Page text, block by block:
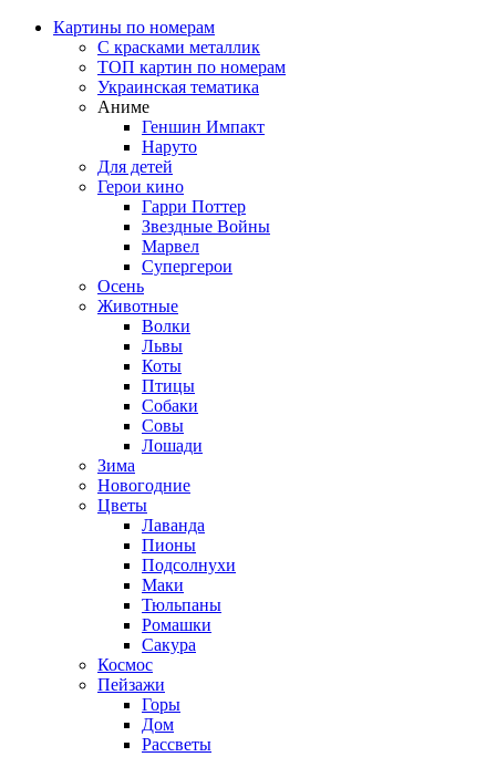
Картины по номерам
С красками металлик
ТОП картин по номерам
Украинская тематика
Аниме
Геншин Импакт
Наруто
Для детей
Герои кино
Гарри Поттер
Звездные Войны
Марвел
Супергерои
Осень
Животные
Волки
Львы
Коты
Птицы
Собаки
Совы
Лошади
Зима
Новогодние
Цветы
Лаванда
Пионы
Подсолнухи
Маки
Тюльпаны
Ромашки
Сакура
Космос
Пейзажи
Горы
Дом
Рассветы